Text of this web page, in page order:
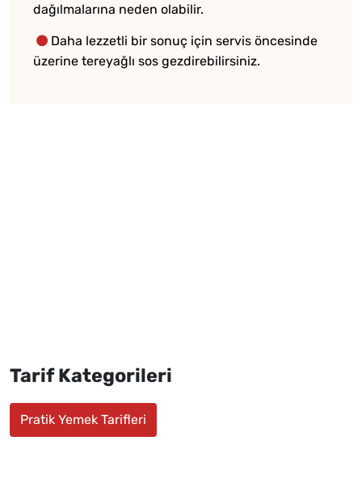
dağılmalarına neden olabilir.
Daha lezzetli bir sonuç için servis öncesinde
üzerine tereyağlı sos gezdirebilirsiniz.
Tarif Kategorileri
Pratik Yemek Tarifleri